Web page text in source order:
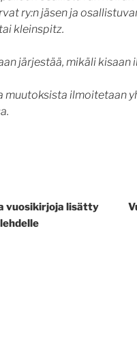
ry:n jäsen ja
kleinspitz.
järjestää, mikäli
muutoksista ilmoitetaan
vuosikirjoja lisätty